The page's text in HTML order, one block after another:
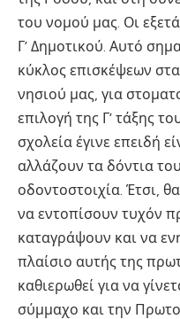
του νομού μας. Οι
Γ’ Δημοτικού. Αυτό
κύκλος επισκέψεων
νησιού μας, για
επιλογή της Γ’ τάξης
σχολεία έγινε επειδή
αλλάζουν τα δόντια
οδοντοστοιχία. Έτσι,
να εντοπίσουν τυχόν
καταγράψουν και να
πλαίσιο αυτής της
καθιερωθεί για να
σύμμαχο και την